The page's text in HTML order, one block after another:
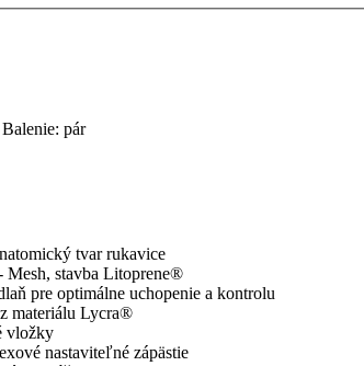
Balenie: pár
tvar rukavice
Mesh, stavba Litoprene®
pre optimálne uchopenie a kontrolu
materiálu Lycra®
vložky
nastaviteľné zápästie